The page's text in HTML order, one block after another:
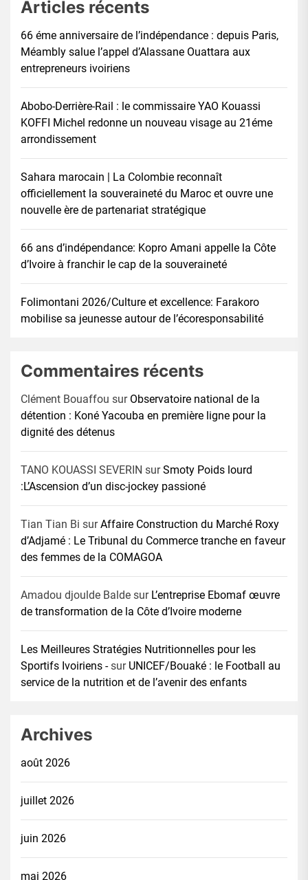
Articles récents
66 éme anniversaire de l’indépendance : depuis Paris,
Méambly salue l’appel d’Alassane Ouattara aux
entrepreneurs ivoiriens
Abobo-Derrière-Rail : le commissaire YAO Kouassi
KOFFI Michel redonne un nouveau visage au 21éme
arrondissement
Sahara marocain | La Colombie reconnaît
officiellement la souveraineté du Maroc et ouvre une
nouvelle ère de partenariat stratégique
66 ans d’indépendance: Kopro Amani appelle la Côte
d’Ivoire à franchir le cap de la souveraineté
Folimontani 2026/Culture et excellence: Farakoro
mobilise sa jeunesse autour de l’écoresponsabilité
Commentaires récents
Clément Bouaffou sur Observatoire national de la
détention : Koné Yacouba en première ligne pour la
dignité des détenus
TANO KOUASSI SEVERIN surSmoty Poids lourd
:L’Ascension d’un disc-jockey passioné
Tian Tian Bi surAffaire Construction du Marché Roxy
d’Adjamé : Le Tribunal du Commerce tranche en faveur
des femmes de la COMAGOA
Amadou djoulde Balde sur L’entreprise Ebomaf œuvre
de transformation de la Côte d’Ivoire moderne
Les Meilleures Stratégies Nutritionnelles pour les
Sportifs Ivoiriens -sur UNICEF/Bouaké : le Football au
service de la nutrition et de l’avenir des enfants
Archives
août 2026
juillet 2026
juin 2026
mai 2026